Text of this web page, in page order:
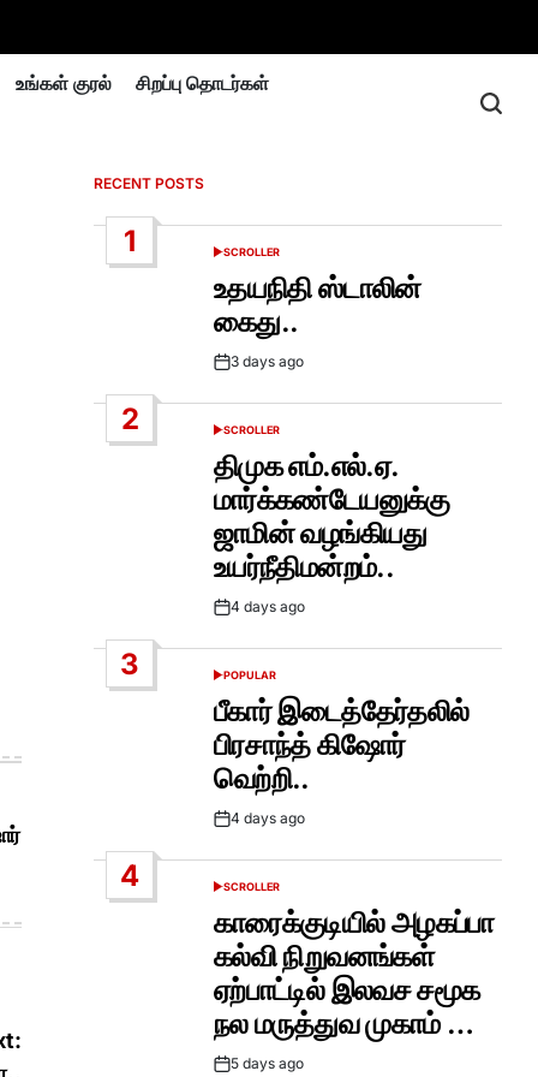
உங்கள் குரல் சிறப்பு தொடர்கள்
RECENT POSTS
1
POSTED
SCROLLER
உதயநிதி ஸ்டாலின்
கைது..
Post3 days ago
2
POSTED
SCROLLER
திமுக எம்.எல்.ஏ.
மார்க்கண்டேயனுக்கு
ஜாமின் வழங்கியது
உயர்நீதிமன்றம்..
Post4 days ago
3
POSTED
POPULAR
பீகார் இடைத்தேர்தலில்
பிரசாந்த் கிஷோர்
வெற்றி..
Post4 days ago
4
POSTED
SCROLLER
காரைக்குடியில் அழகப்பா
கல்வி நிறுவனங்கள்
ஏற்பாட்டில் இலவச சமூக
நல மருத்துவ முகாம் …
Post5 days ago